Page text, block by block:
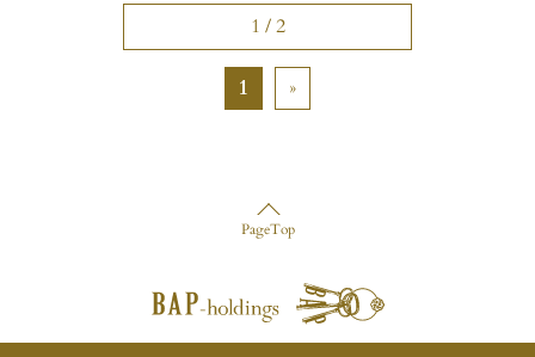
1 / 2
1 »
PageTop